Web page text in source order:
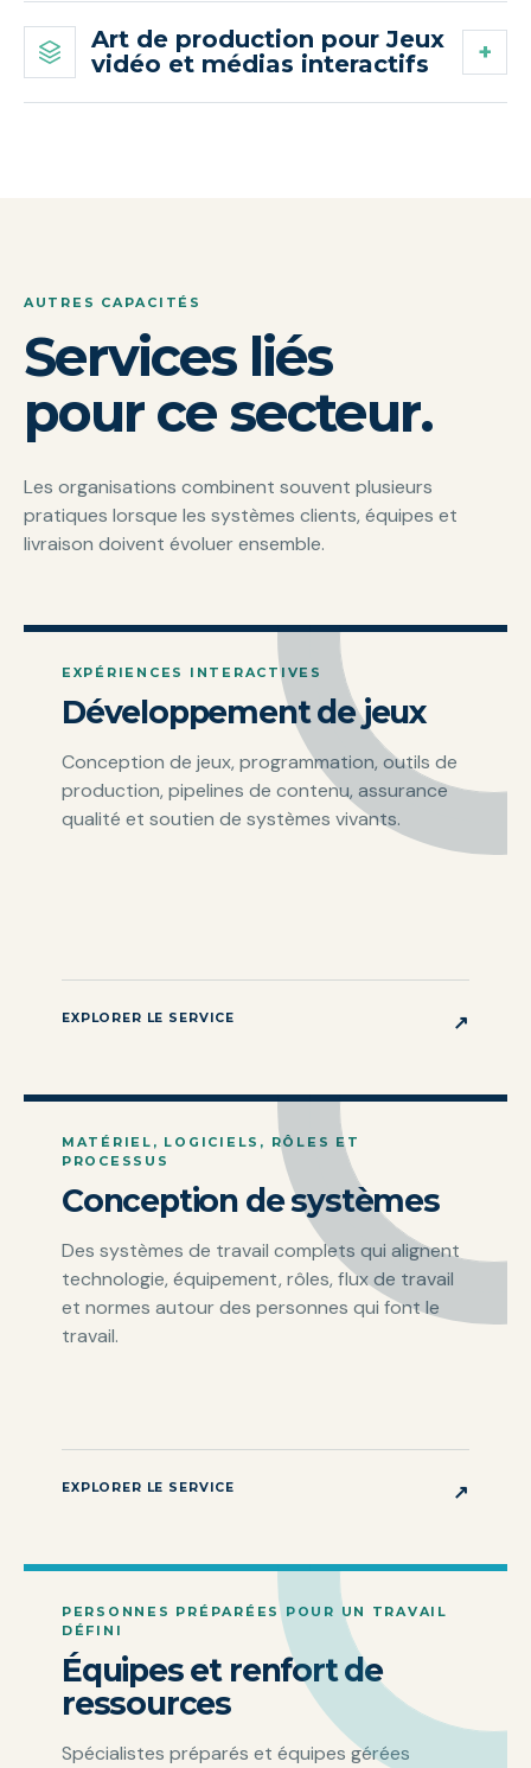
Art de production pour Jeux
vidéo et médias interactifs
AUTRES CAPACITÉS
Services liés
pour ce secteur.
Les organisations combinent souvent plusieurs
pratiques lorsque les systèmes clients, équipes et
livraison doivent évoluer ensemble.
EXPÉRIENCES INTERACTIVES
Développement de jeux
Conception de jeux, programmation, outils de
production, pipelines de contenu, assurance
qualité et soutien de systèmes vivants.
EXPLORER LE SERVICE ↗
MATÉRIEL, LOGICIELS, RÔLES ET
PROCESSUS
Conception de systèmes
Des systèmes de travail complets qui alignent
technologie, équipement, rôles, flux de travail
et normes autour des personnes qui font le
travail.
EXPLORER LE SERVICE ↗
PERSONNES PRÉPARÉES POUR UN TRAVAIL
DÉFINI
Équipes et renfort de
ressources
Spécialistes préparés et équipes gérées